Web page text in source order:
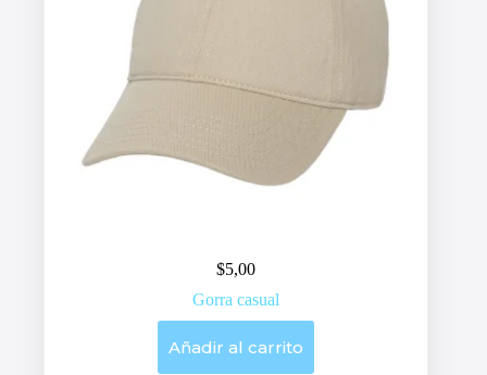
$5,00
Gorra casual
Añadir al carrito